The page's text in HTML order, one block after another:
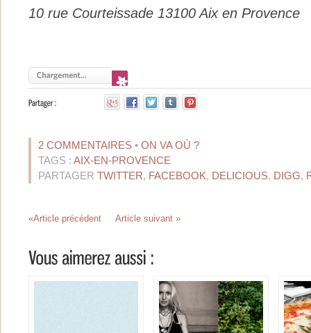
10 rue Courteissade 13100 Aix en Provence
2 COMMENTAIRES • ON VA OÙ ?
TAGS : AIX-EN-PROVENCE
PARTAGER TWITTER, FACEBOOK, DELICIOUS, DIGG,
«Article précédent Article suivant »